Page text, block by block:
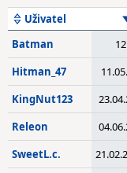
Uživatel
Batman
Hitman_47
KingNut123
Releon
SweetL.c.